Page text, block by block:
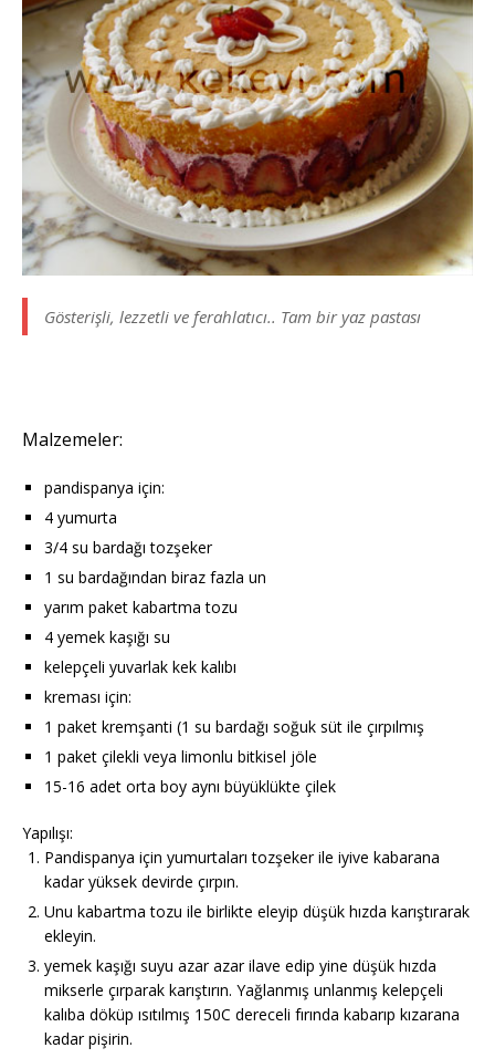
Gösterişli, lezzetli ve ferahlatıcı.. Tam bir yaz pastası
Malzemeler:
pandispanya için:
4 yumurta
3/4 su bardağı tozşeker
1 su bardağından biraz fazla un
yarım paket kabartma tozu
4 yemek kaşığı su
kelepçeli yuvarlak kek kalıbı
kreması için:
1 paket kremşanti (1 su bardağı soğuk süt ile çırpılmış
1 paket çilekli veya limonlu bitkisel jöle
15-16 adet orta boy aynı büyüklükte çilek
Yapılışı:
Pandispanya için yumurtaları tozşeker ile iyive kabarana
kadar yüksek devirde çırpın.
Unu kabartma tozu ile birlikte eleyip düşük hızda karıştırarak
ekleyin.
yemek kaşığı suyu azar azar ilave edip yine düşük hızda
mikserle çırparak karıştırın. Yağlanmış unlanmış kelepçeli
kalıba döküp ısıtılmış 150C dereceli fırında kabarıp kızarana
kadar pişirin.